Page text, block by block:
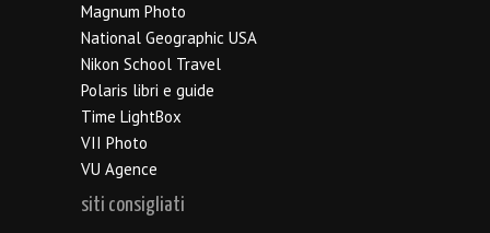
Magnum Photo
National Geographic USA
Nikon School Travel
Polaris libri e guide
Time LightBox
VII Photo
VU Agence
siti consigliati